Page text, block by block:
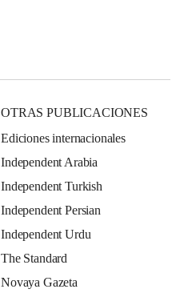
OTRAS PUBLICACIONES
Ediciones internacionales
Independent Arabia
Independent Turkish
Independent Persian
Independent Urdu
The Standard
Novaya Gazeta